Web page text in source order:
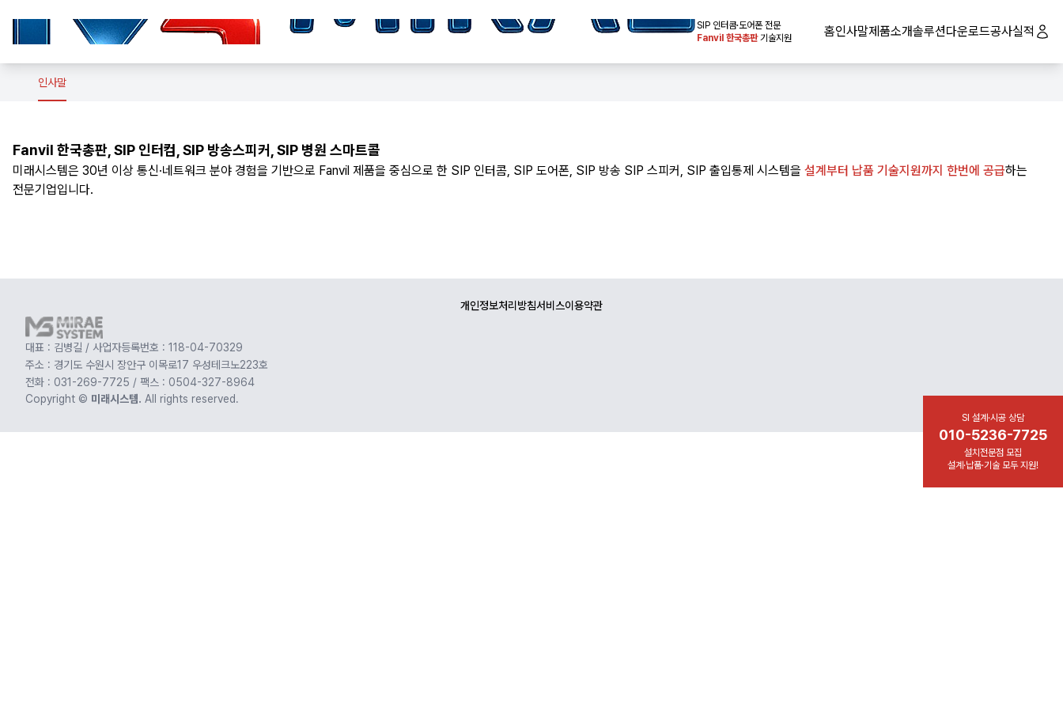
SI 설계·시공 상담
010-5236-7725
설치전문점 모집
설계·납품·기술 모두 지원!
SIP 인터콤·도어폰 전문
Fanvil 한국총판기술지원 홈인사말제품소개솔루션다운로드공사실적
전체메뉴
인사말
솔루션
인사말
Fanvil 한국총판, SIP 인터컴, SIP 방송스피커, SIP 병원 스마트콜
미래시스템은 30년 이상 통신·네트워크 분야 경험을 기반으로 Fanvil 제품을 중심으로 한 SIP 인터콤, SIP 도어폰, SIP 방송 SIP 스피커, SIP 출입통제 시스템을 설계부터 납품 기술지원까지 한번에 공급하는
전문기업입니다.
개인정보처리방침서비스이용약관
대표 : 김병길 / 사업자등록번호 : 118-04-70329
주소 : 경기도 수원시 장안구 이목로17 우성테크노223호
전화 : 031-269-7725 / 팩스 : 0504-327-8964
Copyright © 미래시스템. All rights reserved.